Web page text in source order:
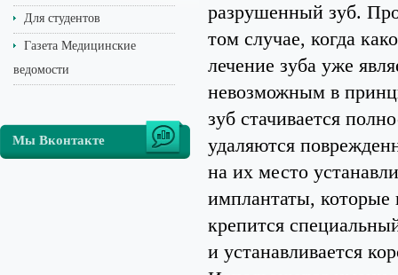
Для студентов
Газета Медицинские
ведомости
Мы Вконтакте
разрушенный зуб.
том случае, когда
лечение зуба уже
невозможным в
зуб стачивается
удаляются
на их место
имплантаты, которые
крепится
и устанавливается